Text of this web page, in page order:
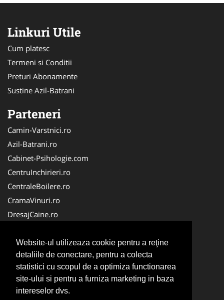
Website-ul utilizeaza cookie pentru a reţine
detaliile de conectare, pentru a colecta
statistici cu scopul de a optimiza functionarea
site-ului si pentru a furniza marketing in baza
intereselor dvs.
Linkuri Utile
Cum platesc
Termeni si Conditii
Preturi Abonamente
Sustine Azil-Batrani
Parteneri
Camin-Varstnici.ro
Azil-Batrani.ro
Cabinet-Psihologie.com
CentruInchirieri.ro
CentraleBoilere.ro
CramaVinuri.ro
DresajCaine.ro
Alpinist-Utilitar.com
Birouri-Cadastru.ro
FirmaTractariAuto.ro
Service-Reparatii.com